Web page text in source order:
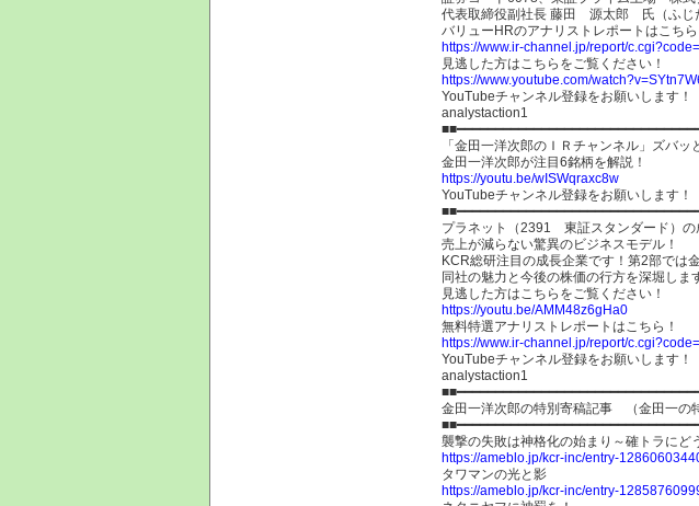
代表取締役副社長 藤田 源太郎 氏（ふじ
バリューHRのアナリストレポートはこちら
https://www.ir-channel.jp/report/
見逃した方はこちらをご覧ください！
https://www.youtube.com/
YouTubeチャンネル登録をお願いします！
analystaction1
「金田一洋次郎のＩＲチャンネル」ズバッ
金田一洋次郎が注目6銘柄を解説！
https://youtu.be/wISWqraxc8w
YouTubeチャンネル登録をお願いします
プラネット（2391 東証スタンダード）の
売上が減らない驚異のビジネスモデル！
KCR総研注目の成長企業です！第2部では
同社の魅力と今後の株価の行方を深堀しま
見逃した方はこちらをご覧ください！
https://youtu.be/AMM48z6gHa0
無料特選アナリストレポートはこちら！
https://www.ir-channel.jp/report/
YouTubeチャンネル登録をお願いします！
analystaction1
金田一洋次郎の特別寄稿記事 （金田一の
襲撃の失敗は神格化の始まり～確トラにど
https://ameblo.jp/kcr-inc/entry-
タワマンの光と影
https://ameblo.jp/kcr-inc/entry-